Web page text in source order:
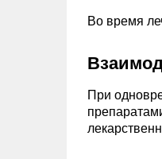
Во время
При